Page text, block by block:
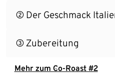
② Der Geschmack
③ Zubereitung
Mehr zum Co-Roast #2